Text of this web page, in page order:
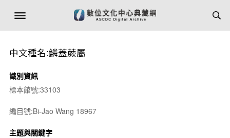
中文種名:鱗蓋蕨屬
識別資訊
標本館號:33103
編目號:Bi-Jao Wang 18967
主題與關鍵字